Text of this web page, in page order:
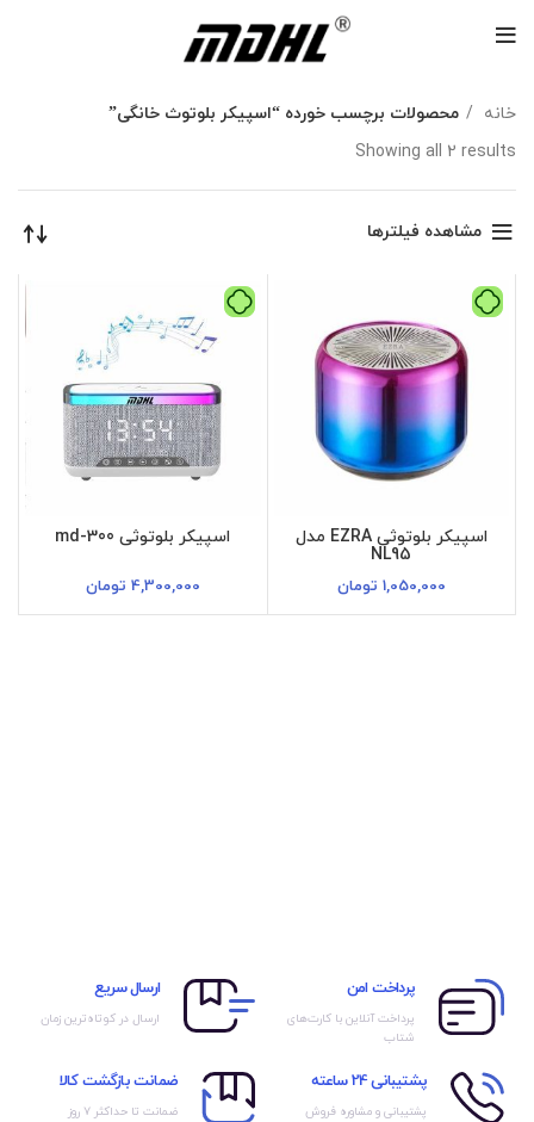
خانه
محصولات برچسب خورده “اسپیکر بلوتوث خانگی”
Showing all 2 results
مشاهده فیلترها
اسپیکر بلوتوثی EZRA مدل
NL95
1,050,000 تومان
اسپیکر بلوتوثی md-300
4,300,000 تومان
پرداخت امن
پرداخت آنلاین با کارت‌های
شتاب
ارسال سریع
ارسال در کوتاه‌ترین زمان
پشتیبانی 24 ساعته
پشتیبانی و مشاوره فروش
ضمانت بازگشت کالا
ضمانت تا حداکثر ۷ روز